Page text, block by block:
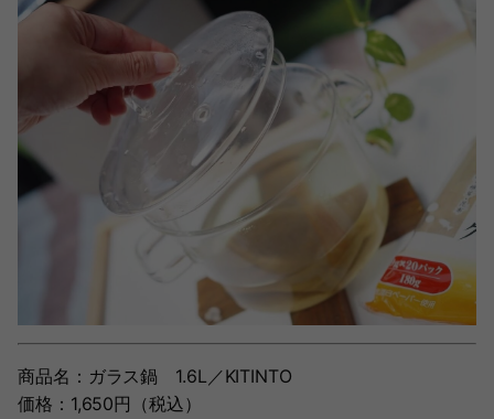
商品名：ガラス鍋 1.6L／KITINTO
価格：1,650円（税込）